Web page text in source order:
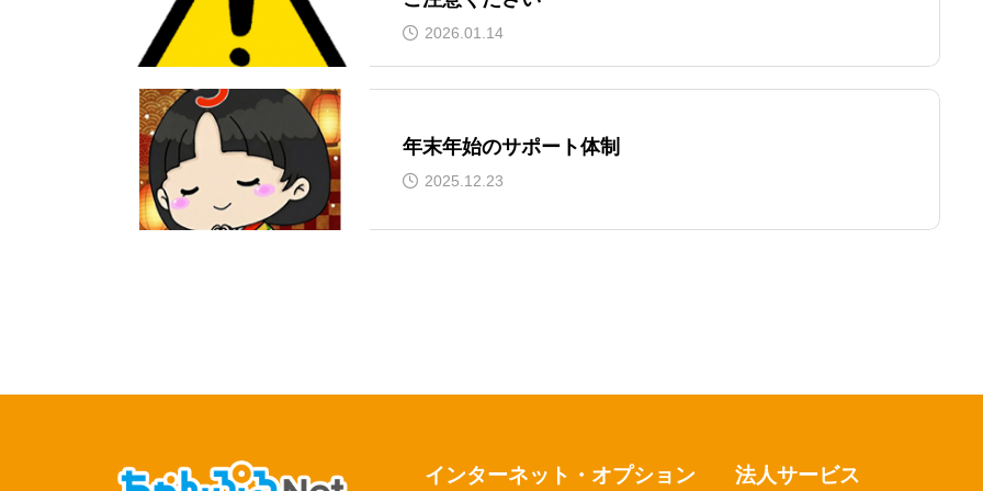
2026.01.14
年末年始のサポート体制
2025.12.23
インターネット・オプション 法人サービス